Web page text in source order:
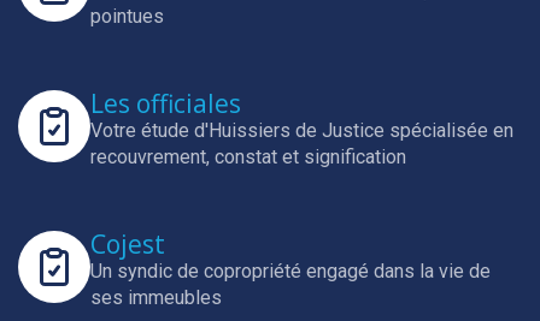
pointues
Les officiales
Votre étude d'Huissiers de Justice spécialisée en
recouvrement, constat et signification
Cojest
Un syndic de copropriété engagé dans la vie de
ses immeubles